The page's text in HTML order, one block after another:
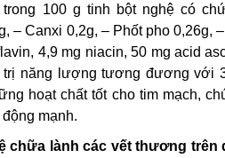
100 g tinh bột nghệ có
– Canxi 0,2g, – Phốt pho 0,26g,
4,9 mg niacin, 50 mg acid
trị năng lượng tương đương với
hoạt chất tốt cho tim mạch,
mạnh.
chữa lành các vết thương trên